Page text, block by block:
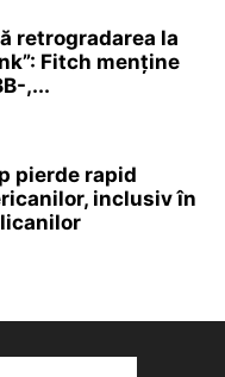
retrogradarea la
Fitch menține
,...
pierde rapid
inclusiv în